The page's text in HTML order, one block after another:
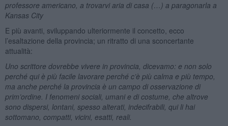
professore americano, a trovarvi aria di casa (…) a paragonarla a
Kansas City
E più avanti, sviluppando ulteriormente il concetto, ecco
l’esaltazione della provincia; un ritratto di una sconcertante
attualità:
Uno scrittore dovrebbe vivere in provincia, dicevamo: e non solo
perché qui è più facile lavorare perché c’è più calma e più tempo,
ma anche perché la provincia è un campo di osservazione di
prim’ordine. I fenomeni sociali, umani e di costume, che altrove
sono dispersi, lontani, spesso alterati, indecifrabili, qui li hai
sottomano, compatti, vicini, esatti, reali.